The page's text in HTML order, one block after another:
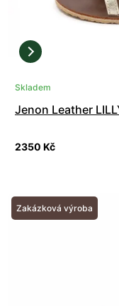
Skladem
Jenon Leather
2350 Kč
Zakázková výroba